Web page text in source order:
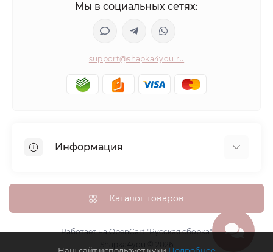
Мы в социальных сетях:
support@shapka4you.ru
Информация
Доставка, оплата и бонусные баллы
Гарантия возврата
Политика конфиденциальности
Контакты
Каталог товаров
Работает наOpenCart "Русская сборка"